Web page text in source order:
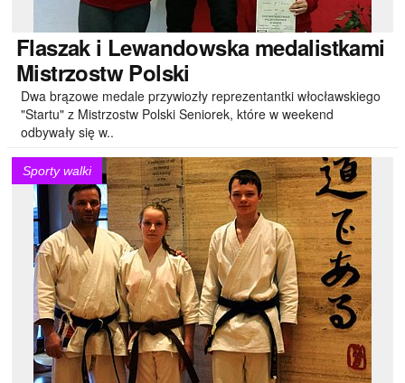
Flaszaki Lewandowska medalistkami
Mistrzostw Polski
Dwa brązowe medale przywiozły reprezentantki włocławskiego
"Startu" z Mistrzostw Polski Seniorek, które w weekend
odbywały się w..
Sporty walki